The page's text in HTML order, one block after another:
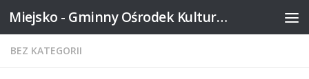
Skip to content Miejsko - Gminny Ośrodek Kultury w Mikstacie
BEZ KATEGORII